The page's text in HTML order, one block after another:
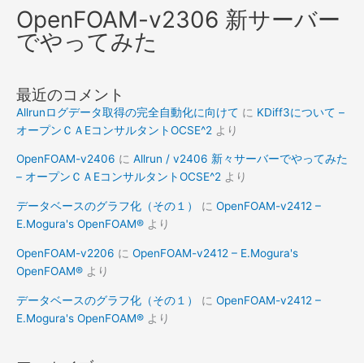
OpenFOAM-v2306 新サーバー
でやってみた
最近のコメント
Allrunログデータ取得の完全自動化に向けて に KDiff3について –
オープンＣＡEコンサルタントOCSE^2 より
OpenFOAM-v2406 に Allrun / v2406 新々サーバーでやってみた
– オープンＣＡEコンサルタントOCSE^2 より
データベースのグラフ化（その１） に OpenFOAM-v2412 –
E.Mogura's OpenFOAM® より
OpenFOAM-v2206 に OpenFOAM-v2412 – E.Mogura's
OpenFOAM® より
データベースのグラフ化（その１） に OpenFOAM-v2412 –
E.Mogura's OpenFOAM® より